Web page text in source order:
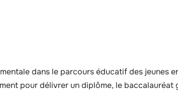
dans le parcours éducatif des jeunes
pour délivrer un diplôme, le baccalauréat